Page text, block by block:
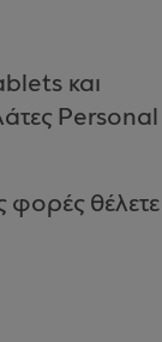
και
Personal
φορές θέλετε